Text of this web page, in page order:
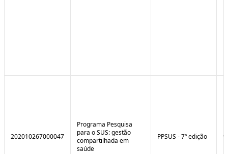
202010267000047
Programa Pesquisa
para o SUS: gestão
compartilhada em
saúde
PPSUS - 7ª edição